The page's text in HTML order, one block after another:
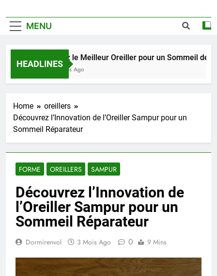
MENU
HEADLINES
Trouvez le Meilleur Oreiller pour un Sommeil de
2 Semaines Ago
Home
oreillers
Découvrez l’Innovation de l’Oreiller Sampur pour un
Sommeil Réparateur
FORME OREILLERS SAMPUR
Découvrez l’Innovation de
l’Oreiller Sampur pour un
Sommeil Réparateur
Dormirenvol 3 Mois Ago 0 9 Mins